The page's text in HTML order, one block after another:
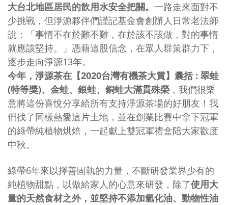
大台北地區居民的飲用水安全把關。 一路走來面對不
少挑戰，但淨源夥伴們謹記基金會創辦人日常老法師
說：「事情不在於難不難，在於該不該做，對的事情
就應該堅持。」憑藉這股信念，在眾人群策群力下，
逐步走向淨源13年。
今年，淨源茶在【2020台灣有機茶大賞】囊括 : 翠蛙
(特等獎)、金蛙、銀蛙、銅蛙大滿貫殊榮 ，我們很樂
意將這份喜悅分享給所有支持淨源茶場的好朋友！我
們找了同樣熱愛這片土地，並在創業比賽中拿下冠軍
的綠帶純植物烘焙，一起獻上雙冠軍禮盒陪大家歡度
中秋。
綠帶6年來以擇善固執的力量，不斷研發業界少有的
純植物甜點，以做給家人的心意來研發，除了使用大
量的天然食材之外，並堅持不添加氫化油、動物性油